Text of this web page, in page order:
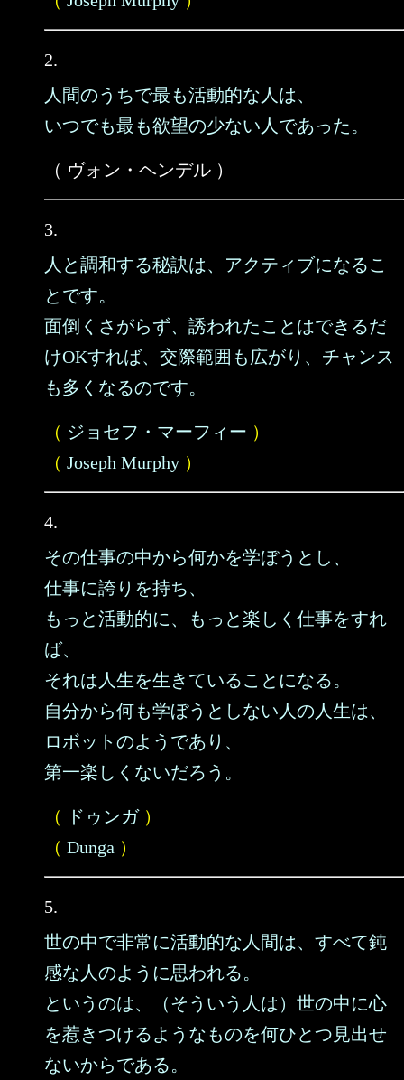
2.
人間のうちで最も活動的な人は、
いつでも最も欲望の少ない人であった。
（ ヴォン・ヘンデル ）
3.
人と調和する秘訣は、アクティブになるこ
とです。
面倒くさがらず、誘われたことはできるだ
けOKすれば、交際範囲も広がり、チャンス
も多くなるのです。
（ ジョセフ・マーフィー ）
（ Joseph Murphy ）
4.
その仕事の中から何かを学ぼうとし、
仕事に誇りを持ち、
もっと活動的に、もっと楽しく仕事をすれ
ば、
それは人生を生きていることになる。
自分から何も学ぼうとしない人の人生は、
ロボットのようであり、
第一楽しくないだろう。
（ ドゥンガ）
（ Dunga ）
5.
世の中で非常に活動的な人間は、すべて鈍
感な人のように思われる。
というのは、（そういう人は）世の中に心
を惹きつけるようなものを何ひとつ見出せ
ないからである。